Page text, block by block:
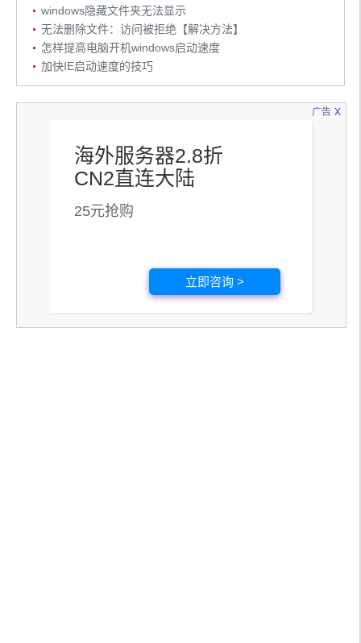
windows隐藏文件夹无法显示
无法删除文件：访问被拒绝【解决方法】
怎样提高电脑开机windows启动速度
加快IE启动速度的技巧
广告
海外服务器2.8折
CN2直连大陆
25元抢购
立即咨询 >
x